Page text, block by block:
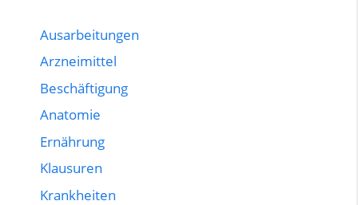
Ausarbeitungen
Arzneimittel
Beschäftigung
Anatomie
Ernährung
Klausuren
Krankheiten